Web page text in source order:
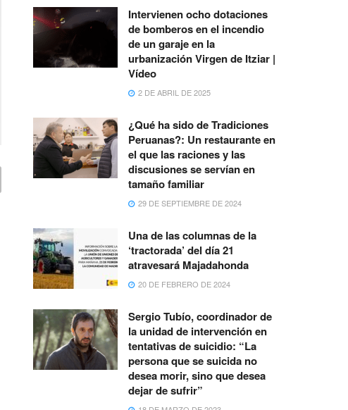
Intervienen ocho dotaciones
de bomberos en el incendio
de un garaje en la
urbanización Virgen de Itziar |
Vídeo
2 DE ABRIL DE 2025
¿Qué ha sido de Tradiciones
Peruanas?: Un restaurante en
el que las raciones y las
discusiones se servían en
tamaño familiar
29 DE SEPTIEMBRE DE 2024
Una de las columnas de la
‘tractorada’ del día 21
atravesará Majadahonda
20 DE FEBRERO DE 2024
Sergio Tubío, coordinador de
la unidad de intervención en
tentativas de suicidio: “La
persona que se suicida no
desea morir, sino que desea
dejar de sufrir”